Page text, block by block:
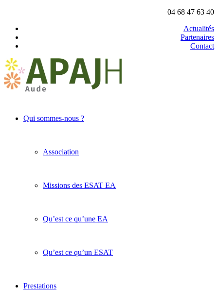
04 68 47 63 40
Actualités
Partenaires
Contact
Qui sommes-nous ?
Association
Missions des ESAT EA
Qu’est ce qu’une EA
Qu’est ce qu’un ESAT
Prestations